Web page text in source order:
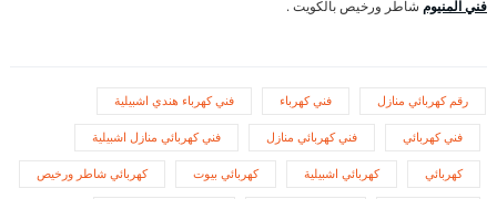
فني المنيوم شاطر ورخيص بالكويت .
رقم كهربائي منازل فني كهرباء فني كهرباء هندي اشبيلية
فني كهربائي فني كهربائي منازل فني كهربائي منازل اشبيلية
كهربائي كهربائي اشبيلية كهربائي بيوت كهربائي شاطر ورخيص